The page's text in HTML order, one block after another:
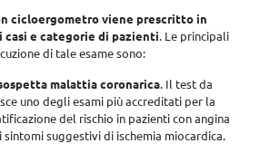
cicloergometro viene prescritto in
casi e categorie di pazienti. Le principali
di tale esame sono:
malattia coronarica. Il test da
uno degli esami più accreditati per la
del rischio in pazienti con angina
suggestivi di ischemia miocardica.